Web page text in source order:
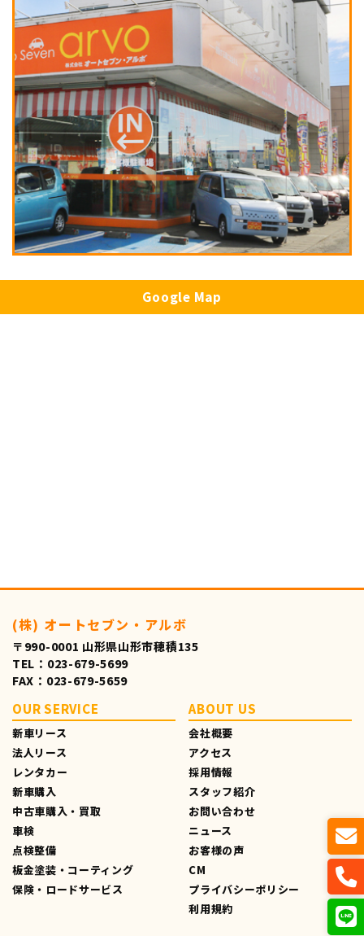
Google Map
(株) オートセブン・アルボ
〒990-0001 山形県山形市穂積135
TEL：023-679-5699
FAX：023-679-5659
OUR SERVICE
新車リース
法人リース
レンタカー
新車購入
中古車購入・買取
車検
点検整備
板金塗装・コーティング
保険・ロードサービス
ABOUT US
会社概要
アクセス
採用情報
スタッフ紹介
お問い合わせ
ニュース
お客様の声
CM
プライバシーポリシー
利用規約